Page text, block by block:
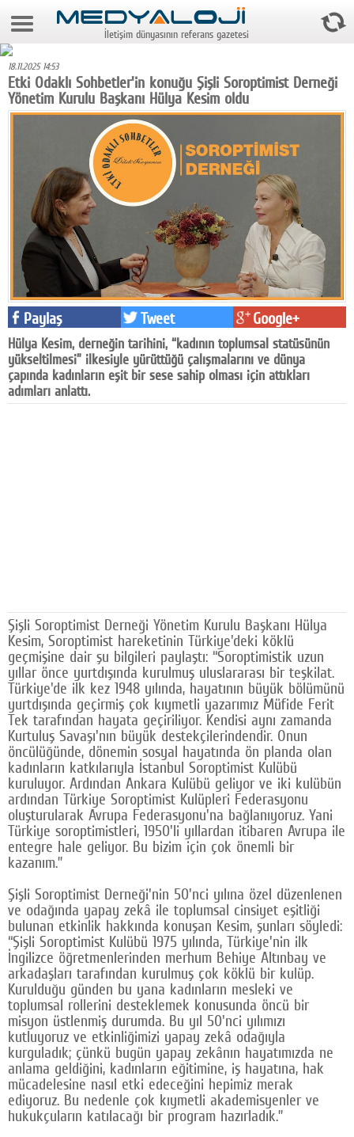
8 Ağustos 2026 16:22:36
Foto Galeri
Video Galeri
Gazeteler
Medya
Reyting-tiraj
Teknoloji
Televizyon
Dünya
Pr
Facebook
Diziler
SOSYAL MEDYA
Facebook
Twitter
Google Plus
© 2026 TÜM HAKLARI SAKLIDIR
İletişim dünyasının referans gazetesi
18.11.2025 14:53
Etki Odaklı Sohbetler'in konuğu Şişli Soroptimist Derneği
Yönetim Kurulu Başkanı Hülya Kesim oldu
Paylaş Tweet Google+
Hülya Kesim, derneğin tarihini, “kadının toplumsal statüsünün
yükseltilmesi” ilkesiyle yürüttüğü çalışmalarını ve dünya
çapında kadınların eşit bir sese sahip olması için attıkları
adımları anlattı.
Şişli Soroptimist Derneği Yönetim Kurulu Başkanı Hülya
Kesim, Soroptimist hareketinin Türkiye'deki köklü
geçmişine dair şu bilgileri paylaştı: “Soroptimistik uzun
yıllar önce yurtdışında kurulmuş uluslararası bir teşkilat.
Türkiye'de ilk kez 1948 yılında, hayatının büyük bölümünü
yurtdışında geçirmiş çok kıymetli yazarımız Müfide Ferit
Tek tarafından hayata geçiriliyor. Kendisi aynı zamanda
Kurtuluş Savaşı'nın büyük destekçilerindendir. Onun
öncülüğünde, dönemin sosyal hayatında ön planda olan
kadınların katkılarıyla İstanbul Soroptimist Kulübü
kuruluyor. Ardından Ankara Kulübü geliyor ve iki kulübün
ardından Türkiye Soroptimist Kulüpleri Federasyonu
oluşturularak Avrupa Federasyonu'na bağlanıyoruz. Yani
Türkiye soroptimistleri, 1950'li yıllardan itibaren Avrupa ile
entegre hale geliyor. Bu bizim için çok önemli bir
kazanım.”
Şişli Soroptimist Derneği'nin 50'nci yılına özel düzenlenen
ve odağında yapay zekâ ile toplumsal cinsiyet eşitliği
bulunan etkinlik hakkında konuşan Kesim, şunları söyledi:
“Şişli Soroptimist Kulübü 1975 yılında, Türkiye'nin ilk
İngilizce öğretmenlerinden merhum Behiye Altınbay ve
arkadaşları tarafından kurulmuş çok köklü bir kulüp.
Kurulduğu günden bu yana kadınların mesleki ve
toplumsal rollerini desteklemek konusunda öncü bir
misyon üstlenmiş durumda. Bu yıl 50'nci yılımızı
kutluyoruz ve etkinliğimizi yapay zekâ odağıyla
kurguladık; çünkü bugün yapay zekânın hayatımızda ne
anlama geldiğini, kadınların eğitimine, iş hayatına, hak
mücadelesine nasıl etki edeceğini hepimiz merak
ediyoruz. Bu nedenle çok kıymetli akademisyenler ve
hukukçuların katılacağı bir program hazırladık.”